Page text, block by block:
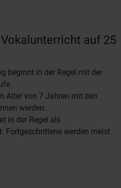
auf 25
beginnt in der Regel mit der
Alter von 7 Jahren mit den
werden.
in der Regel als
Fortgeschrittene werden meist